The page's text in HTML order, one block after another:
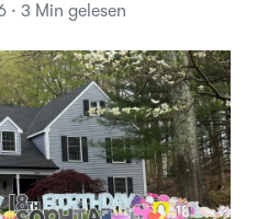
· 3 Min gelesen